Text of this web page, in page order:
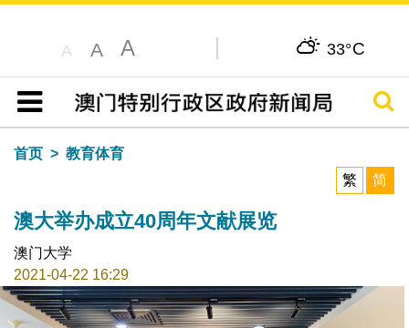
A A A 33°C
目录
搜寻
首页
教育体育
繁
简
澳大举办成立40周年文献展览
澳门大学
2021-04-22 16:29